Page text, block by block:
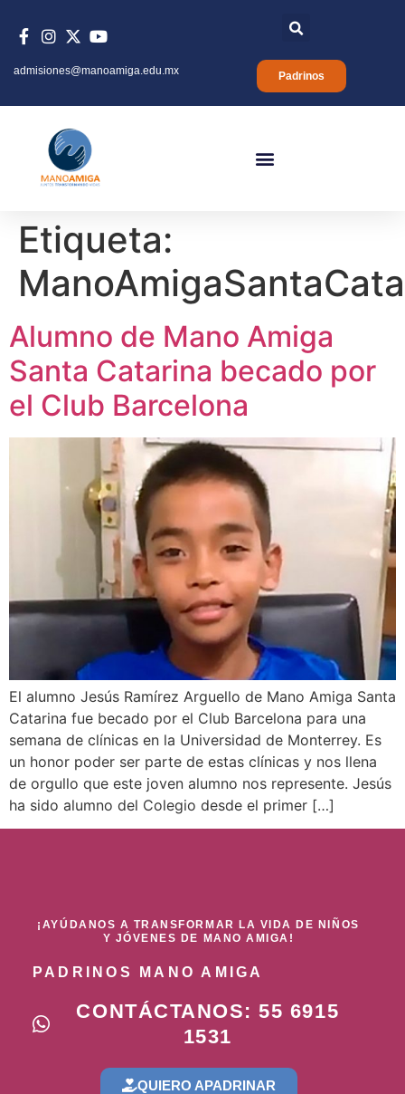
Padrinos
admisiones@manoamiga.edu.mx
Etiqueta:
Alumno de Mano Amiga
Santa Catarina becado por
el Club Barcelona
El alumno Jesús Ramírez Arguello de Mano Amiga Santa
Catarina fue becado por el Club Barcelona para una
semana de clínicas en la Universidad de Monterrey. Es
un honor poder ser parte de estas clínicas y nos llena
de orgullo que este joven alumno nos represente. Jesús
ha sido alumno del Colegio desde el primer […]
¡AYÚDANOS A TRANSFORMAR LA VIDA DE NIÑOS
Y JÓVENES DE MANO AMIGA!
PADRINOS MANO AMIGA
CONTÁCTANOS: 55 6915
1531
QUIERO APADRINAR